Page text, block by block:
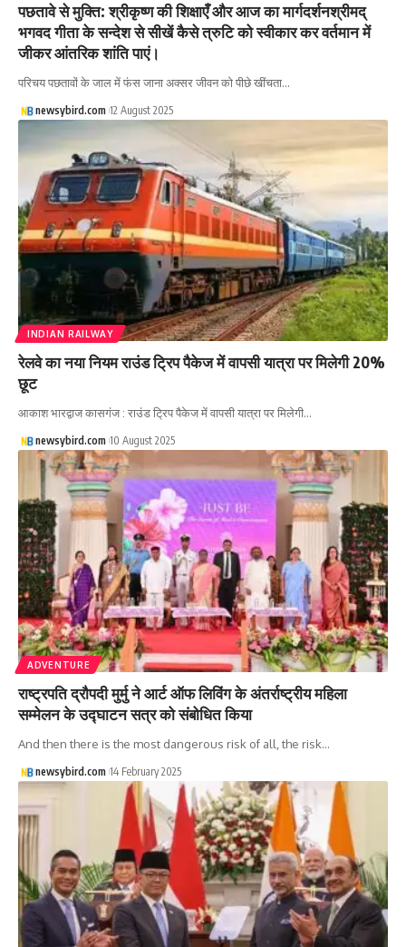
पछतावे से मुक्ति: श्रीकृष्ण की शिक्षाएँ और आज का मार्गदर्शनश्रीमद्
भगवद गीता के सन्देश से सीखें कैसे त्रुटि को स्वीकार कर वर्तमान में
जीकर आंतरिक शांति पाएं।
परिचय पछतावों के जाल में फंस जाना अक्सर जीवन को पीछे खींचता…
newsybird.com 12 August 2025
INDIAN RAILWAY
रेलवे का नया नियम राउंड ट्रिप पैकेज में वापसी यात्रा पर मिलेगी 20%
छूट
आकाश भारद्वाज कासगंज : राउंड ट्रिप पैकेज में वापसी यात्रा पर मिलेगी…
newsybird.com 10 August 2025
ADVENTURE
राष्ट्रपति द्रौपदी मुर्मु ने आर्ट ऑफ लिविंग के अंतर्राष्ट्रीय महिला
सम्मेलन के उद्घाटन सत्र को संबोधित किया
And then there is the most dangerous risk of all, the risk…
newsybird.com 14 February 2025